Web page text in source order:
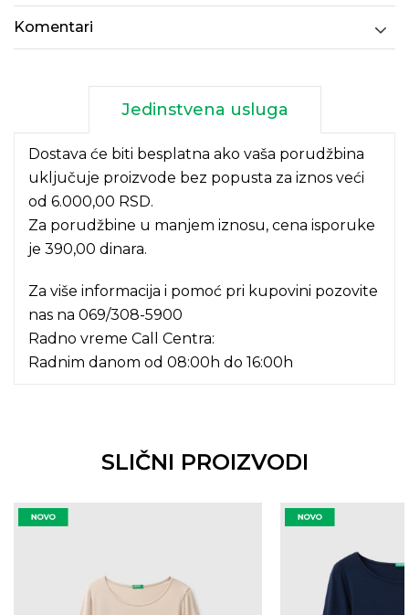
Komentari
Jedinstvena usluga
Dostava će biti besplatna ako vaša porudžbina
uključuje proizvode bez popusta za iznos veći
od 6.000,00 RSD.
Za porudžbine u manjem iznosu, cena isporuke
je 390,00 dinara.
Za više informacija i pomoć pri kupovini pozovite
nas na 069/308-5900
Radno vreme Call Centra:
Radnim danom od 08:00h do 16:00h
SLIČNI PROIZVODI